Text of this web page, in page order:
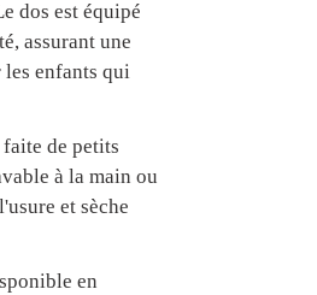
dos est équipé
assurant une
les enfants qui
de petits
à la main ou
et sèche
en